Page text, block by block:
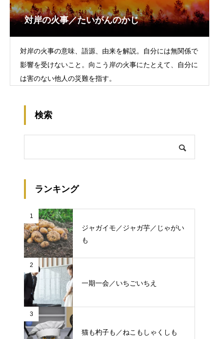
対岸の火事／たいがんのかじ
対岸の火事の意味、語源、由来を解説。自分には無関係で
影響を受けないこと。向こう岸の火事にたとえて、自分に
は害のない他人の災難を指す。
検索
ランキング
1
ジャガイモ／ジャガ芋／じゃがい
も
2
一期一会／いちごいちえ
3
猫も杓子も／ねこもしゃくしも